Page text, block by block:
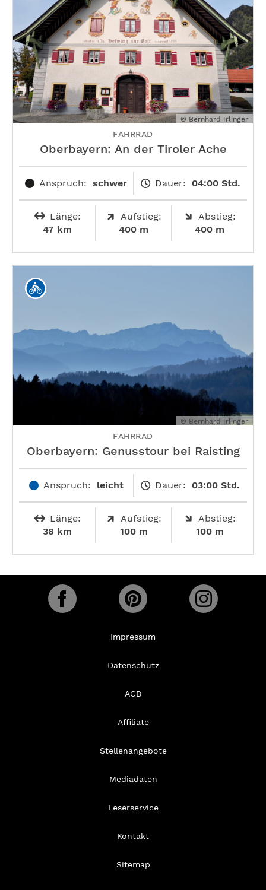
© Bernhard Irlinger
FAHRRAD
Oberbayern: An der Tiroler Ache
Anspruch: schwer Dauer: 04:00 Std.
Länge:
47 km
Aufstieg:
400 m
Abstieg:
400 m
© Bernhard Irlinger
FAHRRAD
Oberbayern: Genusstour bei Raisting
Anspruch: leicht Dauer: 03:00 Std.
Länge:
38 km
Aufstieg:
100 m
Abstieg:
100 m
Impressum
Datenschutz
AGB
Affiliate
Stellenangebote
Mediadaten
Leserservice
Kontakt
Sitemap